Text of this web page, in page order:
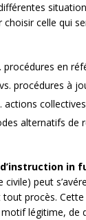
celle qui
procédures en
procédures à
actions collectives
alternatifs de
in
peut
procès.
légitime, de